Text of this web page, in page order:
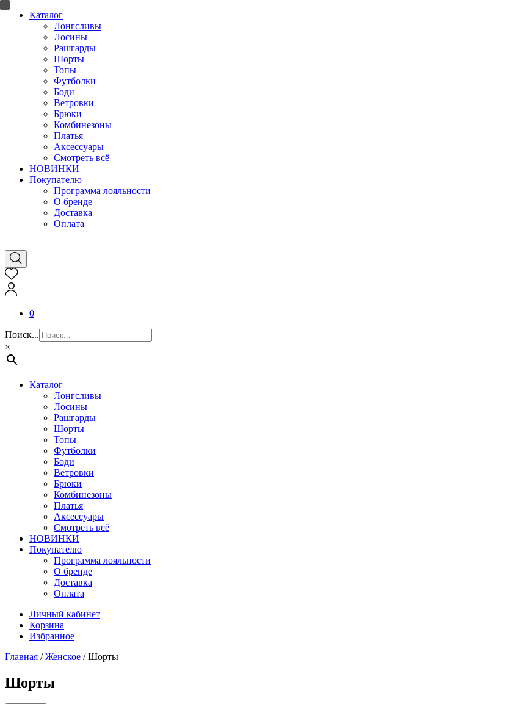
Каталог
Лонгсливы
Лосины
Рашгарды
Шорты
Топы
Футболки
Боди
Ветровки
Брюки
Комбинезоны
Платья
Аксессуары
Смотреть всё
НОВИНКИ
Покупателю
Программа лояльности
О бренде
Доставка
Оплата
0
Поиск...
×
Каталог
Лонгсливы
Лосины
Рашгарды
Шорты
Топы
Футболки
Боди
Ветровки
Брюки
Комбинезоны
Платья
Аксессуары
Смотреть всё
НОВИНКИ
Покупателю
Программа лояльности
О бренде
Доставка
Оплата
Личный кабинет
Корзина
Избранное
Главная /Женское / Шорты
Шорты